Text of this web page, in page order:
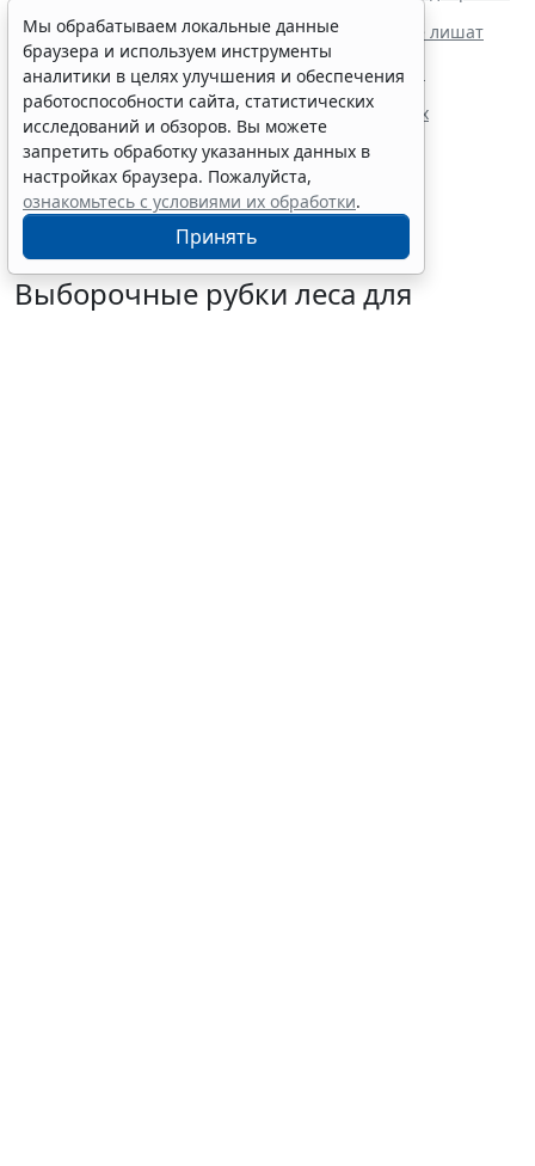
Мигрантов с судимостью за любое преступление лишат
права на прием в гражданство
Данные об иностранных гражданах без права на
нахождение в РФ попадают в реестр
Президент утвердил поправки о дополнительных
требованиях к трудовым мигрантам
Выборочные рубки леса для
Мы обрабатываем локальные данные
браузера и используем инструменты
аналитики в целях улучшения и обеспечения
работоспособности сайта, статистических
исследований и обзоров. Вы можете
запретить обработку указанных данных в
настройках браузера. Пожалуйста,
ознакомьтесь с условиями их обработки.
Принять